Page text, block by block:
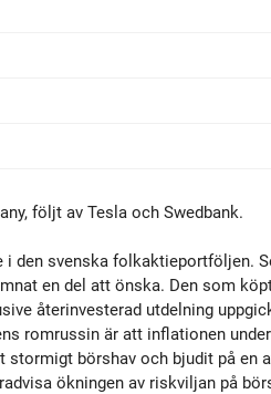
följt av Tesla och Swedbank.
i den svenska folkaktieportföljen.
en del att önska. Den som
återinvesterad utdelning
romrussin är att inflationen
stormigt börshav och bjudit på en
ökningen av riskviljan på